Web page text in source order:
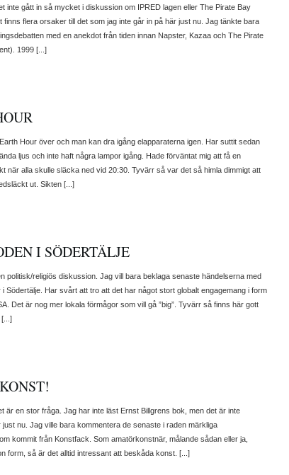
inte gått in så mycket i diskussion om IPRED lagen eller The Pirate Bay
finns flera orsaker till det som jag inte går in på här just nu. Jag tänkte bara
med en anekdot från tiden innan Napster, Kazaa och The Pirate
1999 [...]
Hour över och man kan dra igång elapparaterna igen. Har suttit sedan
ljus och inte haft några lampor igång. Hade förväntat mig att få en
när alla skulle släcka ned vid 20:30. Tyvärr så var det så himla dimmigt att
ut. Sikten [...]
I SÖDERTÄLJE
politisk/religiös diskussion. Jag vill bara beklaga senaste händelserna med
i Södertälje. Har svårt att tro att det har något stort globalt engagemang i form
Det är nog mer lokala förmågor som vill gå ”big”. Tyvärr så finns här gott
är en stor fråga. Jag har inte läst Ernst Billgrens bok, men det är inte
nu. Jag ville bara kommentera de senaste i raden märkliga
kommit från Konstfack. Som amatörkonstnär, målande sådan eller ja,
form, så är det alltid intressant att beskåda konst. [...]